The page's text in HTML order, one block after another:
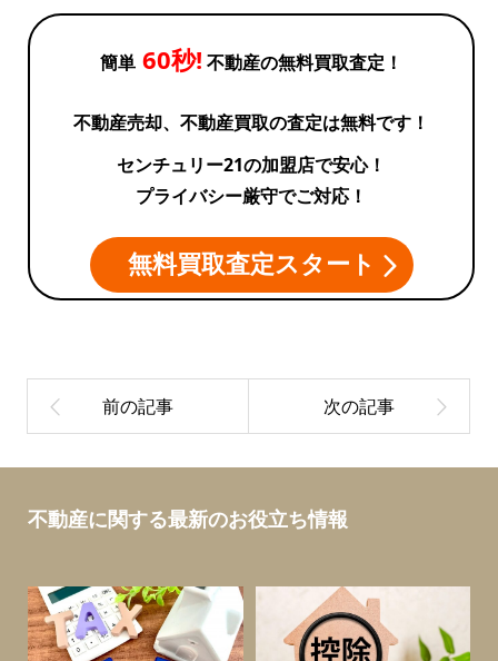
簡単 60秒! 不動産の無料買取査定！
不動産売却、不動産買取の査定は無料です！
センチュリー21の加盟店で安心！
プライバシー厳守でご対応！
無料買取査定スタート
不動産に関する最新のお役立ち情報